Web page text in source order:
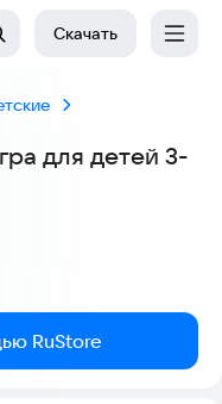
Скачать
для детей 3-
RuStore